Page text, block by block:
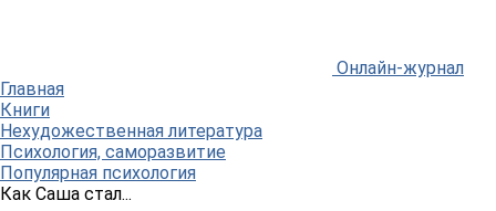
Онлайн-журнал
Главная
Книги
Нехудожественная литература
Психология, саморазвитие
Популярная психология
Как Саша стал...